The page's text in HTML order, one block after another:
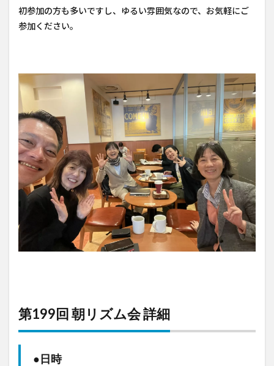
初参加の方も多いですし、ゆるい雰囲気なので、お気軽にご
参加ください。
第199回 朝リズム会 詳細
●日時